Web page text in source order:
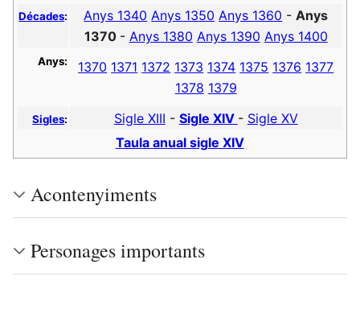
Décades: Anys 1340 Anys 1350 Anys 1360 -Anys
1370 - Anys 1380 Anys 1390 Anys 1400
Anys: 1370 1371 1372 1373 1374 1375 1376 1377
1378 1379
Sigles: Sigle XIII - Sigle XIV - Sigle XV
Taula anual sigle XIV
Acontenyiments
Personages importants